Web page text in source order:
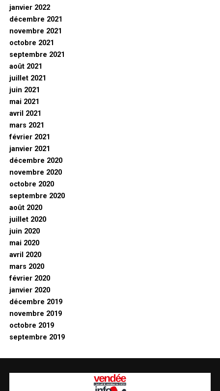
janvier 2022
décembre 2021
novembre 2021
octobre 2021
septembre 2021
août 2021
juillet 2021
juin 2021
mai 2021
avril 2021
mars 2021
février 2021
janvier 2021
décembre 2020
novembre 2020
octobre 2020
septembre 2020
août 2020
juillet 2020
juin 2020
mai 2020
avril 2020
mars 2020
février 2020
janvier 2020
décembre 2019
novembre 2019
octobre 2019
septembre 2019